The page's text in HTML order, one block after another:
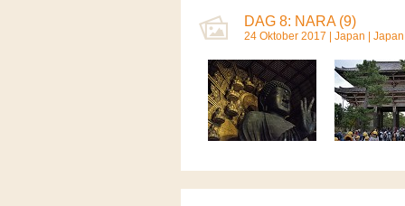
DAG 8: NARA (9)
24 Oktober 2017 | Japan Japan